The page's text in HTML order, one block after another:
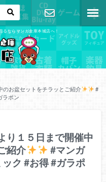
るならマンガ倉庫本城店へ！
お問い合わ
せ
のお盆セットをチラッとご紹介
#
ラポン
り１５日まで開催中
紹介
#マンガ
ク #お得 #ガラポ